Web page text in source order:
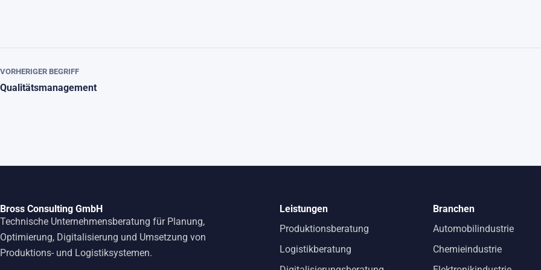
VORHERIGER BEGRIFF
Qualitätsmanagement
Bross Consulting GmbH
Technische Unternehmensberatung für Planung,
Optimierung, Digitalisierung und Umsetzung von
Produktions- und Logistiksystemen.
Leistungen
Produktionsberatung
Logistikberatung
Branchen
Automobilindustrie
Chemieindustrie